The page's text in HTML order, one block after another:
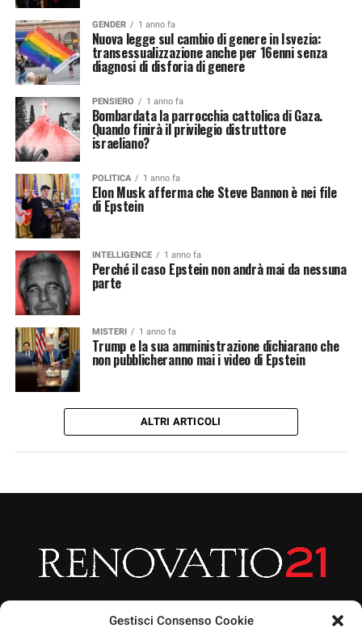
Gestisci Consenso Cookie
GENDER 1 anno fa
Nuova legge sul cambio di genere in Isvezia:
transessualizzazione anche per 16enni senza
diagnosi di disforia di genere
PENSIERO 1 anno fa
Bombardata la parrocchia cattolica di Gaza.
Quando finirà il privilegio distruttore
israeliano?
POLITICA 1 anno fa
Elon Musk afferma che Steve Bannon è nei file
di Epstein
INTELLIGENCE 1 anno fa
Perché il caso Epstein non andrà mai da nessuna
parte
MISTERI 1 anno fa
Trump e la sua amministrazione dichiarano che
non pubblicheranno mai i video di Epstein
ALTRI ARTICOLI